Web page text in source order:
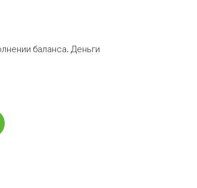
баланса. Деньги